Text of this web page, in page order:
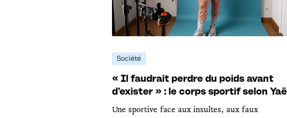
« Il faudrait perdre du poids avant
d’exister » : le corps sportif selon
Une sportive face aux insultes, aux faux
Société